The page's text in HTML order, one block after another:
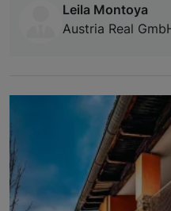
Leila Montoya
Austria Real